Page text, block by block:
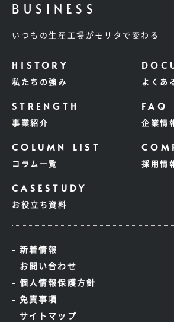
BUSINESS
いつもの生産工場がモリタで変わる
私たちの強み
事業紹介
コラム一覧
お役立ち資料
よくあ
企業情
採用情
新着情報
お問い合わせ
個人情報保護方針
免責事項
サイトマップ